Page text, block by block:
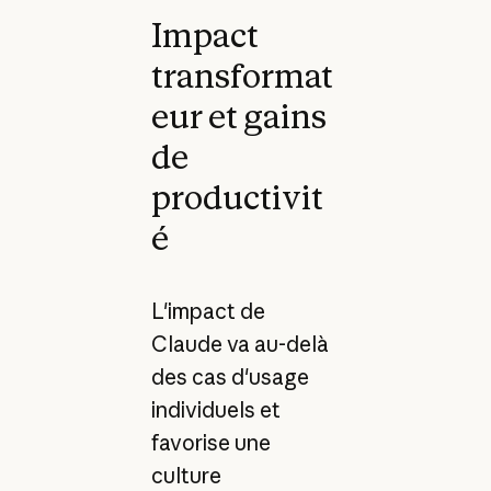
Impact
transformat
eur et gains
de
productivit
é
L'impact de
Claude va au-delà
des cas d'usage
individuels et
favorise une
culture